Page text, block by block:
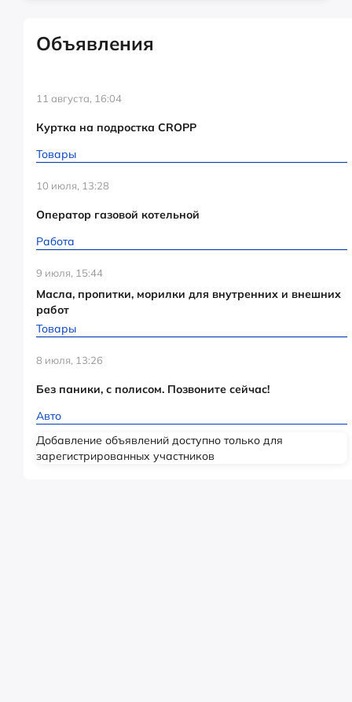
Объявления
11 августа, 16:04
Куртка на подростка CROPP
Товары
10 июля, 13:28
Оператор газовой котельной
Работа
9 июля, 15:44
Масла, пропитки, морилки для внутренних и внешних
работ
Товары
8 июля, 13:26
Без паники, с полисом. Позвоните сейчас!
Авто
Добавление объявлений доступно только для
зарегистрированных участников